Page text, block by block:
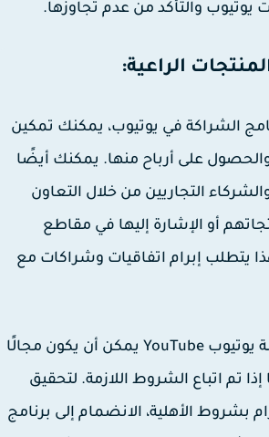
والتأكد من عدم تجاوزها.
الشراكة في يوتيوب، يمكنك تمكين
على أرباح منها. يمكنك أيضًا
التجاريين من خلال التعاون
أو الإشارة إليها في مقاطع
يتطلب إبرام اتفاقيات وشراكات مع
تحقيق الربح من منصة يوتيوب YouTube يمكن أن يكون مجالًا
تم اتباع الشروط اللازمة. لتحقيق
الأهلية، الانضمام إلى برنامج